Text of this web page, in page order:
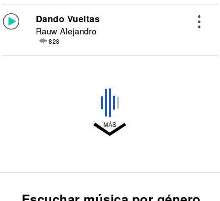
Dando Vueltas
Rauw Alejandro
828